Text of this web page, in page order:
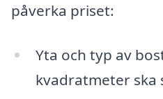
påverka priset:
Yta och typ av
kvadratmeter ska